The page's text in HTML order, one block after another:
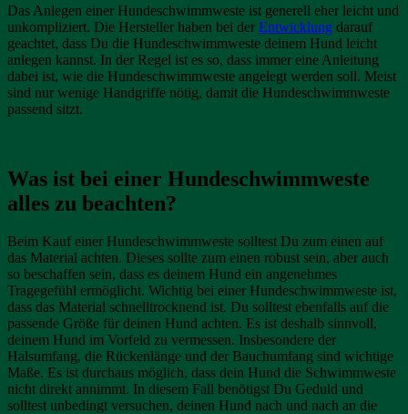
Das Anlegen einer Hundeschwimmweste ist generell eher leicht und
unkompliziert. Die Hersteller haben bei der Entwicklung darauf
geachtet, dass Du die Hundeschwimmweste deinem Hund leicht
anlegen kannst. In der Regel ist es so, dass immer eine Anleitung
dabei ist, wie die Hundeschwimmweste angelegt werden soll. Meist
sind nur wenige Handgriffe nötig, damit die Hundeschwimmweste
passend sitzt.
Was ist bei einer Hundeschwimmweste
alles zu beachten?
Beim Kauf einer Hundeschwimmweste solltest Du zum einen auf
das Material achten. Dieses sollte zum einen robust sein, aber auch
so beschaffen sein, dass es deinem Hund ein angenehmes
Tragegefühl ermöglicht. Wichtig bei einer Hundeschwimmweste ist,
dass das Material schnelltrocknend ist. Du solltest ebenfalls auf die
passende Größe für deinen Hund achten. Es ist deshalb sinnvoll,
deinem Hund im Vorfeld zu vermessen. Insbesondere der
Halsumfang, die Rückenlänge und der Bauchumfang sind wichtige
Maße. Es ist durchaus möglich, dass dein Hund die Schwimmweste
nicht direkt annimmt. In diesem Fall benötigst Du Geduld und
solltest unbedingt versuchen, deinen Hund nach und nach an die